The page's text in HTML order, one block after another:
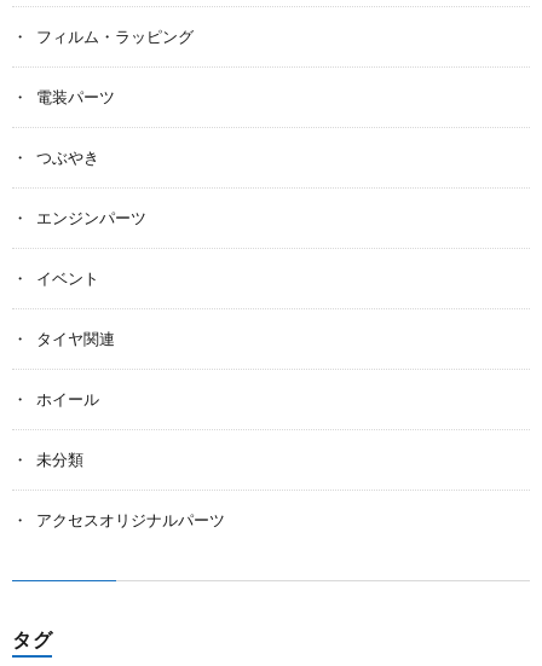
フィルム・ラッピング
電装パーツ
つぶやき
エンジンパーツ
イベント
タイヤ関連
ホイール
未分類
アクセスオリジナルパーツ
タグ